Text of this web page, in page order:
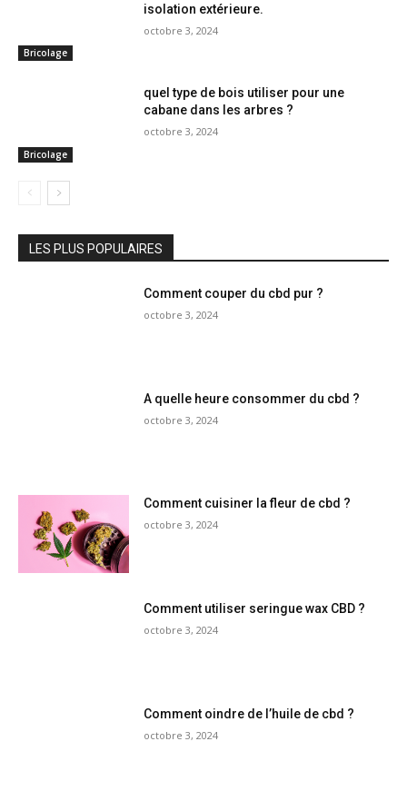
Bricolage
isolation extérieure.
octobre 3, 2024
Bricolage
quel type de bois utiliser pour une
cabane dans les arbres ?
octobre 3, 2024
LES PLUS POPULAIRES
Comment couper du cbd pur ?
octobre 3, 2024
A quelle heure consommer du cbd ?
octobre 3, 2024
Comment cuisiner la fleur de cbd ?
octobre 3, 2024
Comment utiliser seringue wax CBD ?
octobre 3, 2024
Comment oindre de l’huile de cbd ?
octobre 3, 2024